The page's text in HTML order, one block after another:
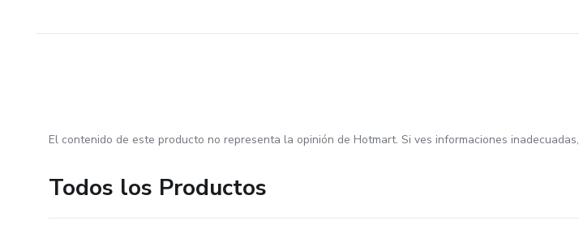
El contenido de este producto no representa la opinión de Hotmart. Si ves informaciones inadecuadas,
Todos los Productos